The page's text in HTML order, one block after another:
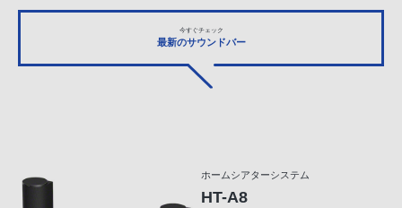
今すぐチェック
最新のサウンドバー
ホームシアターシステム
HT-A8